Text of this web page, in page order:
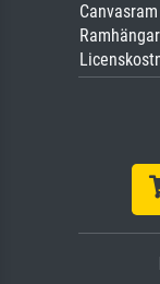
Canvasram